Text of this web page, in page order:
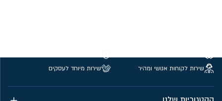
שירות לקוחות אנושי ומהיר
שירות מיוחד לעסקים